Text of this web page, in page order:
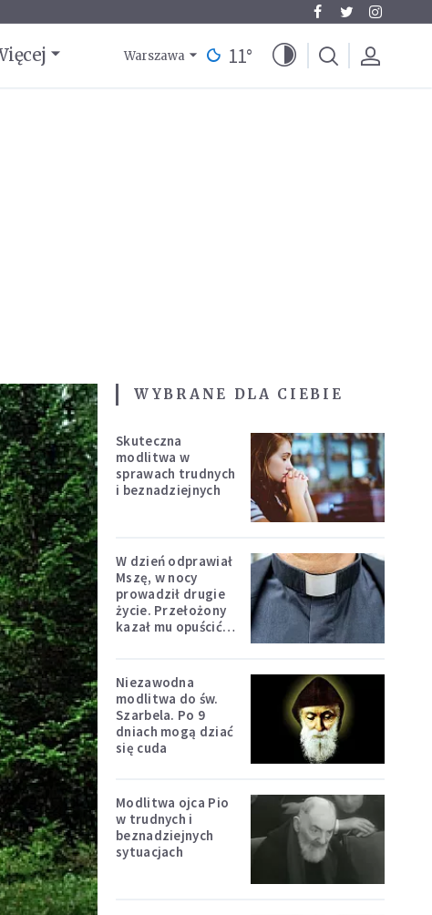
Warszawa 11°
WYBRANE DLA CIEBIE
Skuteczna
modlitwa w
sprawach trudnych
i beznadziejnych
W dzień odprawiał
Mszę, w nocy
prowadził drugie
życie. Przełożony
kazał mu opuścić
Niezawodna
modlitwa do św.
Szarbela. Po 9
dniach mogą dziać
się cuda
Modlitwa ojca Pio
w trudnych i
beznadziejnych
sytuacjach